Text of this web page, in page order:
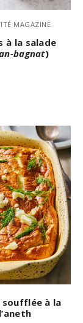
MAGAZINE
à la salade
bagnat)
à la